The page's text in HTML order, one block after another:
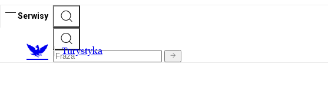
Serwisy
Turystyka